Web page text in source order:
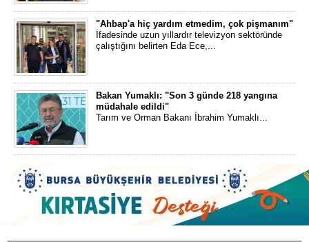
"Ahbap'a hiç yardım etmedim, çok pişmanım"
İfadesinde uzun yıllardır televizyon sektöründe
çalıştığını belirten Eda Ece,...
Bakan Yumaklı: "Son 3 günde 218 yangına
müdahale edildi"
Tarım ve Orman Bakanı İbrahim Yumaklı...